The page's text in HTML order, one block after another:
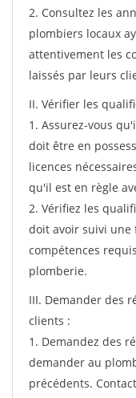
2. Consultez les
plombiers locaux
attentivement les
laissés par leurs
II. Vérifier les
1. Assurez-vous
doit être en
licences
qu'il est en règle
2. Vérifiez les
doit avoir suivi une
compétences
plomberie.
III. Demander des
clients :
1. Demandez des
demander au
précédents.